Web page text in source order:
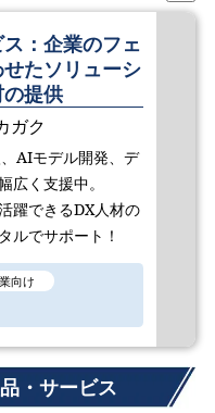
：企業のフェ
たソリューシ
の提供
ガク
AIモデル開発、デ
広く支援中。
躍できるDX人材の
ルでサポート！
向け
・サービス